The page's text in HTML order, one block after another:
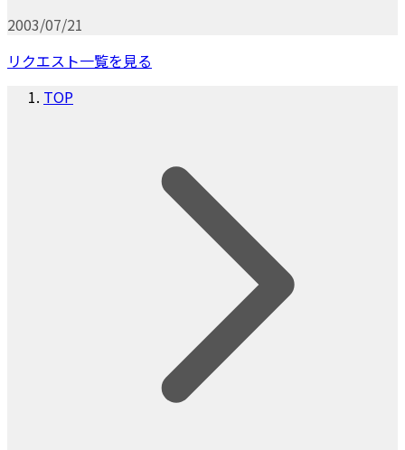
2003/07/21
リクエスト一覧を見る
TOP